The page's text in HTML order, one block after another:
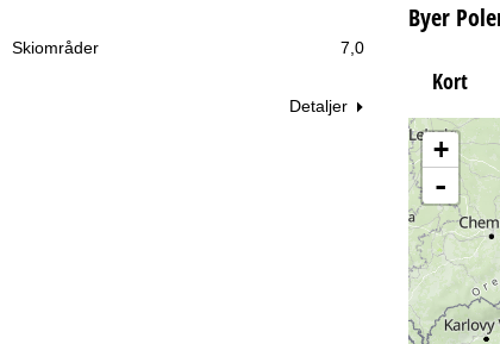
Skiområder 7,0
Detaljer
Byer
Kort
+
-